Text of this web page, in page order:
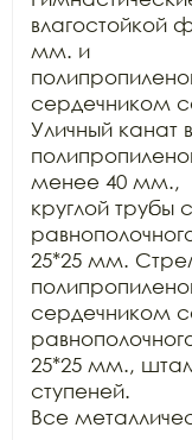
влагостойкой
мм. и
сердечником
Уличный канат
менее 40 мм.,
круглой
25*25 мм.
сердечником
25*25 мм.,
ступеней.
Все